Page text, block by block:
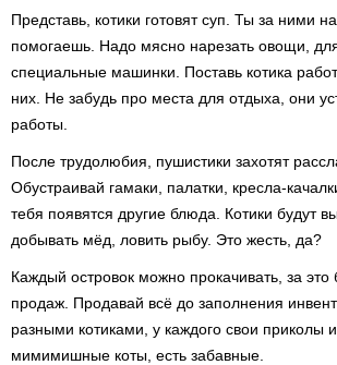
Представь, котики готовят суп. Ты за ними
помогаешь. Надо мясно нарезать овощи,
специальные машинки. Поставь котика
них. Не забудь про места для отдыха, они
работы.
После трудолюбия, пушистики захотят
Обустраивай гамаки, палатки, кресла-
тебя появятся другие блюда. Котики будут
добывать мёд, ловить рыбу. Это жесть, да?
Каждый островок можно прокачивать, за
продаж. Продавай всё до заполнения
разными котиками, у каждого свои приколы
мимимишные коты, есть забавные.